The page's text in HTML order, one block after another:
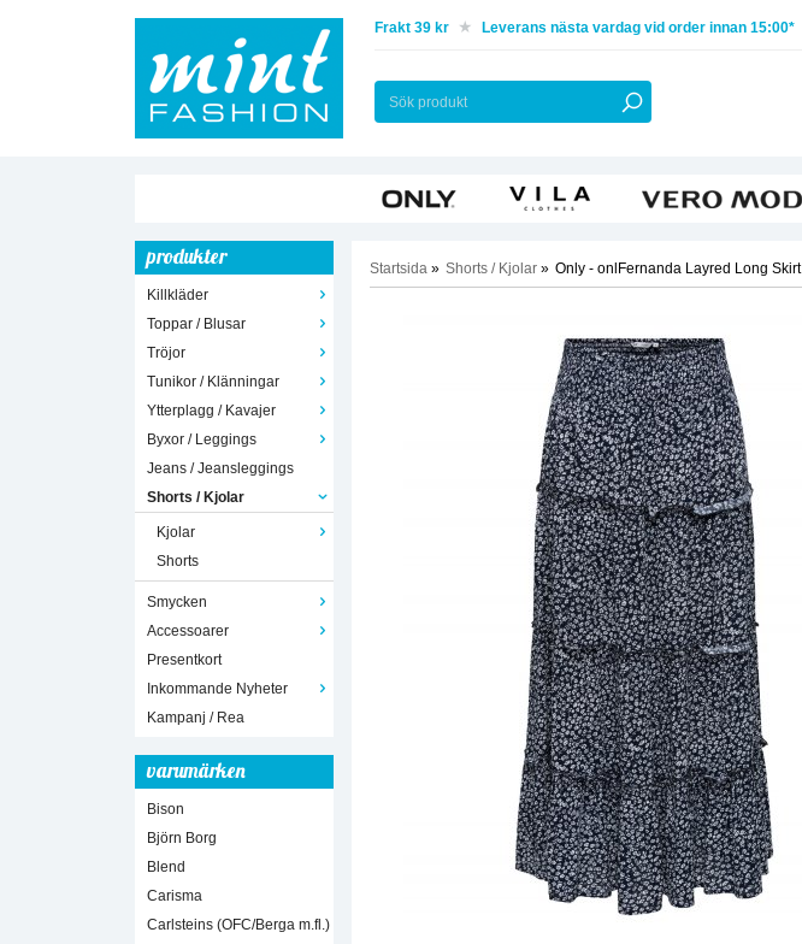
Frakt 39 kr Leverans nästa vardag vid order innan 15:00*
produkter
Killkläder
Toppar / Blusar
Tröjor
Tunikor / Klänningar
Ytterplagg / Kavajer
Byxor / Leggings
Jeans / Jeansleggings
Shorts / Kjolar
Kjolar
Shorts
Smycken
Accessoarer
Presentkort
Inkommande Nyheter
Kampanj / Rea
varumärken
Bison
Björn Borg
Blend
Carisma
Carlsteins (OFC/Berga m.fl.)
Startsida » Shorts / Kjolar » Only - onlFernanda Layred Long Skirt